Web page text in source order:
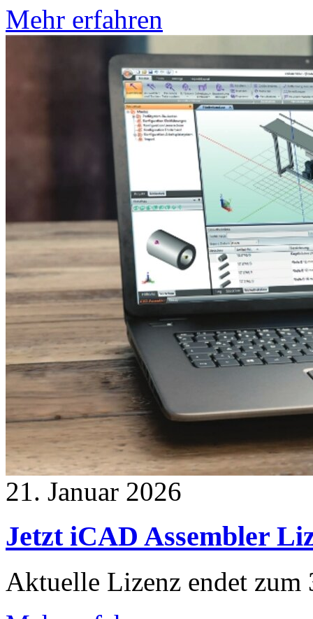
Mehr erfahren
21. Januar 2026
Jetzt iCAD Assembler
Aktuelle Lizenz endet zum